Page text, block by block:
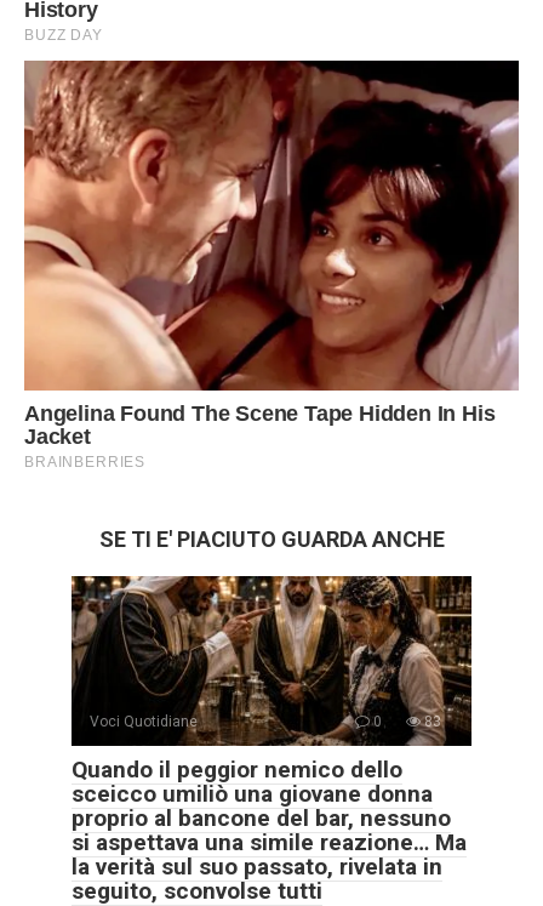
SE TI E' PIACIUTO GUARDA ANCHE
Voci Quotidiane 0 83
Quando il peggior nemico dello
sceicco umiliò una giovane donna
proprio al bancone del bar, nessuno
si aspettava una simile reazione… Ma
la verità sul suo passato, rivelata in
seguito, sconvolse tutti